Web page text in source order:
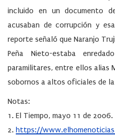
incluido en un documento
acusaban de corrupción y
reporte señaló que Naranjo
Peña Nieto-estaba
paramilitares, entre ellos alias
sobornos a altos oficiales de
Notas:
1. El Tiempo, mayo 11 de
2. https://